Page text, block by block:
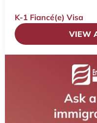
K-1 Fiancé(e) Visa
VIEW